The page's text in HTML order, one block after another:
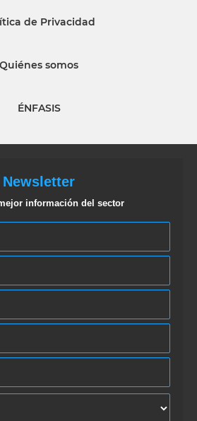
de Privacidad
Quiénes somos
ÉNFASIS
Newsletter
información del sector